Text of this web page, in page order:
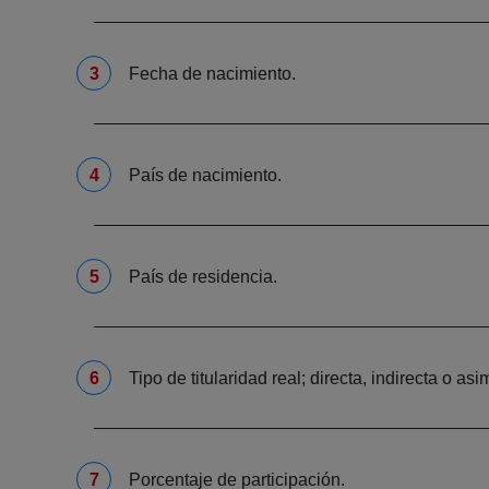
Fecha de nacimiento.
País de nacimiento.
País de residencia.
Tipo de titularidad real; directa, indirecta o
Porcentaje de participación.